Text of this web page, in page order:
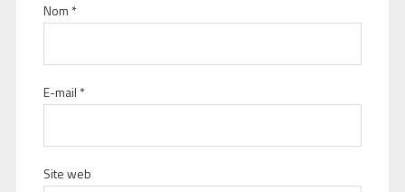
Nom *
E-mail *
Site web